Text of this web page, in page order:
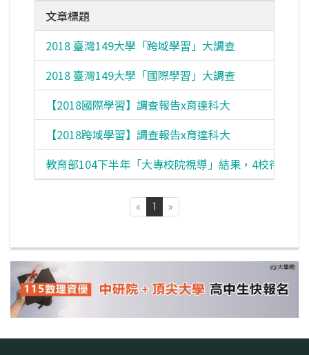
文章標題
2018 臺灣149大學「跨域學習」大調查
2018 臺灣149大學「國際學習」大調查
【2018國際學習】調查報告x育達科大
【2018跨域學習】調查報告x育達科大
教育部104下半年「大專校院視導」結果，4校待改進
« 1 »